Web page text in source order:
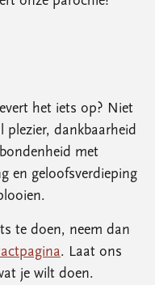
het iets op? Niet
plezier, dankbaarheid
met
en geloofsverdieping
te doen, neem dan
. Laat ons
je wilt doen.